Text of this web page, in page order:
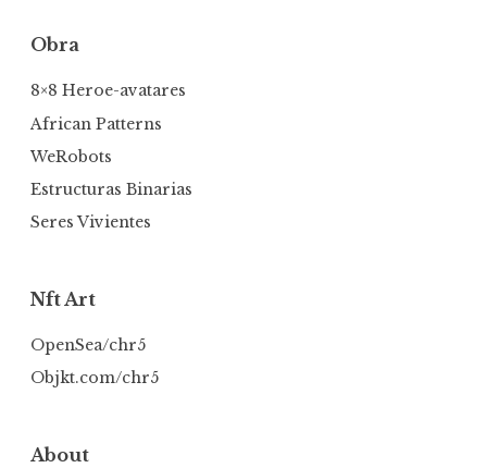
Obra
8×8 Heroe-avatares
African Patterns
WeRobots
Estructuras Binarias
Seres Vivientes
Nft Art
OpenSea/chr5
Objkt.com/chr5
About